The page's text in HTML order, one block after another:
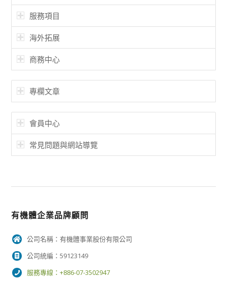
服務項目
海外拓展
商務中心
專欄文章
會員中心
常見問題與網站導覽
有機體企業品牌顧問
公司名稱：有機體事業股份有限公司
公司統編：59123149
服務專線：+886-07-3502947